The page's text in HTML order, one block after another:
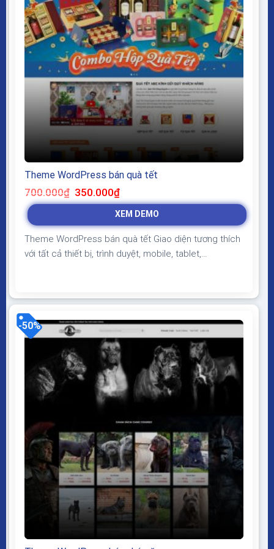
Theme WordPress bán quà tết
700.000₫ Giá
gốc
là:
350.000₫Giá
tại
là:
XEM DEMO
Theme WordPress bán quà tết Giao diện tương thích
với tất cả thiết bị, trình duyệt, mobile, tablet,
load nhanh nhẹ tối ưu với các công cụ tìm kiếm
Theme sạch hoàn toàn 100% không virus, không...
-50%